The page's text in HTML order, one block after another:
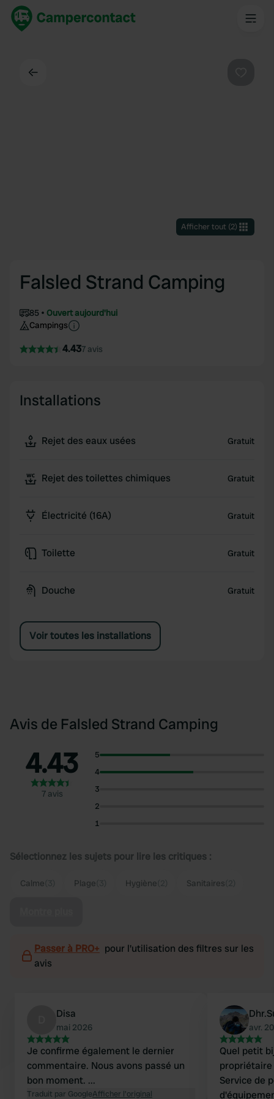
Afficher tout(2)
Falsled Strand Camping
85
Ouvert aujourd'hui
Campings
4.437 avis
Installations
Rejet des eaux usées Gratuit
Rejet des toilettes chimiques Gratuit
Électricité (16A) Gratuit
Toilette Gratuit
Douche Gratuit
Voir toutes les installations
Avis de Falsled Strand Camping
4.43
7 avis
5
4
3
2
1
Sélectionnez les sujets pour lire les critiques :
Calme Plage Hygiène Sanitaires
Passer à PRO+ pour l'utilisation des filtres sur les
avis
Disa
mai 2026
Je confirme également le dernier
commentaire. Nous avons passé un
bon moment. ...
Traduit par GoogleAfficher l'original
avr.
Quel petit
Service de